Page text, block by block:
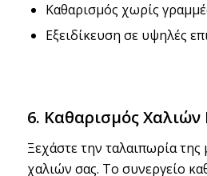
Καθαρισμός χωρίς
Εξειδίκευση σε υψηλές
6. Καθαρισμός
Ξεχάστε την ταλαιπωρία
χαλιών σας. Το συνεργείο